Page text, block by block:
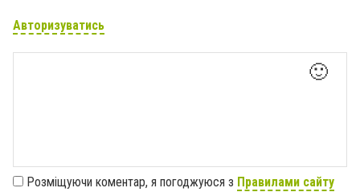
Авторизуватись
🙂
Розміщуючи коментар, я погоджуюся з Правилами сайту